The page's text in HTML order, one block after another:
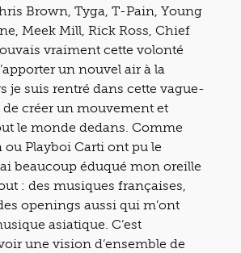
Brown, Tyga, T-Pain, Young
Meek Mill, Rick Ross, Chief
vraiment cette volonté
un nouvel air à la
je suis rentré dans cette vague-
de créer un mouvement et
le monde dedans. Comme
ou Playboi Carti ont pu le
beaucoup éduqué mon oreille
: des musiques françaises,
openings aussi qui m’ont
asiatique. C’est
une vision d’ensemble de